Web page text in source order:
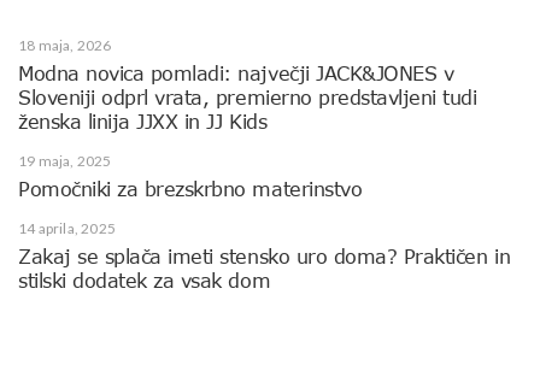
18 maja, 2026
Modna novica pomladi: največji JACK&JONES v
Sloveniji odprl vrata, premierno predstavljeni tudi
ženska linija JJXX in JJ Kids
19 maja, 2025
Pomočniki za brezskrbno materinstvo
14 aprila, 2025
Zakaj se splača imeti stensko uro doma? Praktičen in
stilski dodatek za vsak dom